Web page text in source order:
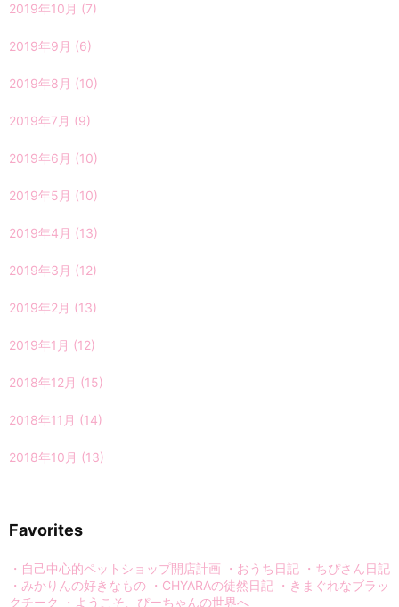
2019年10月 (7)
2019年9月 (6)
2019年8月 (10)
2019年7月 (9)
2019年6月 (10)
2019年5月 (10)
2019年4月 (13)
2019年3月 (12)
2019年2月 (13)
2019年1月 (12)
2018年12月 (15)
2018年11月 (14)
2018年10月 (13)
Favorites
・自己中心的ペットショップ開店計画 ・おうち日記 ・ちぴさん日記
・みかりんの好きなもの ・CHYARAの徒然日記 ・きまぐれなブラッ
クチーク
・ようこそ、ぴーちゃんの世界へ